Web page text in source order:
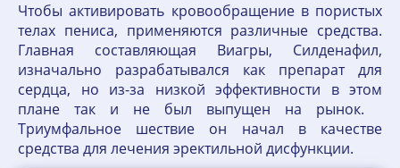
Чтобы активировать кровообращение в пористых
телах пениса, применяются различные средства.
Главная составляющая Виагры, Силденафил,
изначально разрабатывался как препарат для
сердца, но из-за низкой эффективности в этом
плане так и не был выпущен на рынок.
Триумфальное шествие он начал в качестве
средства для лечения эректильной дисфункции.